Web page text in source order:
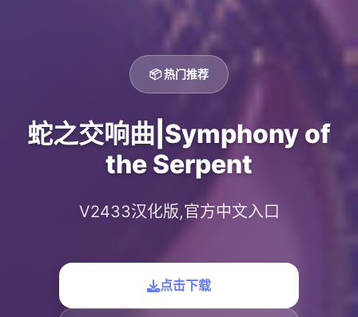
📦 热门推荐
蛇之交响曲|Symphony of
the Serpent
V2433汉化版,官方中文入口
点击下载